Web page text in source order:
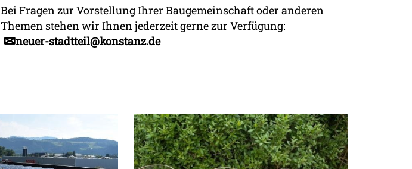
Bei Fragen zur Vorstellung Ihrer Baugemeinschaft oder anderen
Themen stehen wir Ihnen jederzeit gerne zur Verfügung:
neuer-stadtteil@konstanz.de